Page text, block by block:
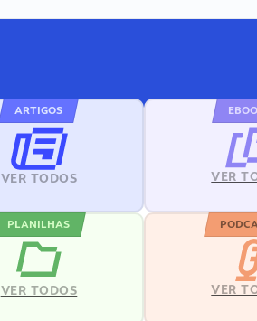
ARTIGOS
VER TODOS VER
PLANILHAS
VER TODOS VER